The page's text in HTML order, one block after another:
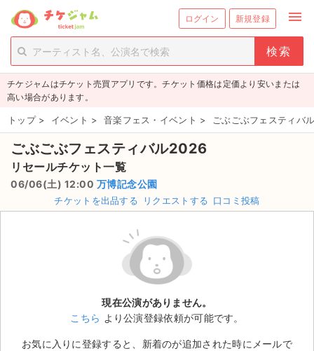
ログイン 新規登録 menu
person_add 新規会員登録
チケットを探す
新着チケット
値下げしたチケット
都道府県からチケットを探す
もうすぐ開催のチケット
チケットのリクエスト一覧
ライブ・コンサート（国内）
ライブ・コンサート（海外）
チケジャムはチケット売買アプリです。チケット価格は定価より安いまたは
高い場合があります。
トップ > イベント > 音楽フェス・イベント > ごぶごぶフェスティバ
ごぶごぶフェスティバル2026
リセールチケット一覧
06/06(土) 12:00 万博記念公園
チケットを出品する リクエストする 口コミ投稿
現在公演がありません。
こちら より公演登録依頼が可能です。
お気に入りに登録すると、新着のが追加された時にメールで